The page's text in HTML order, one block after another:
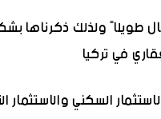
طويلاً ولذلك ذكرناها
في تركيا
السكني والاستثمار